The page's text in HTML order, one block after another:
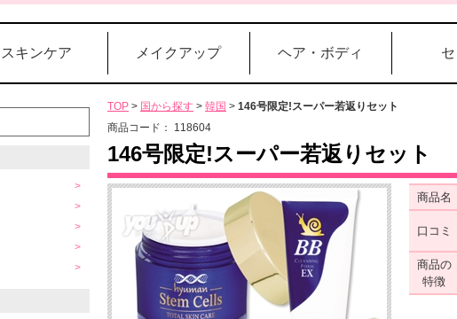
スキンケア メイクアップ ヘア・ボディ
TOP > 国から探す > 韓国 > 146号限定!スーパー若返りセット
商品コード： 118604
146号限定!スーパー若返りセット
商品名
口コミ
商品の
特徴